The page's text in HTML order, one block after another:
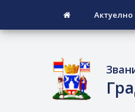
Актуелно